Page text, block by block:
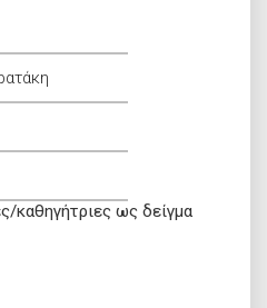
καθηγήτριες ως δείγμα